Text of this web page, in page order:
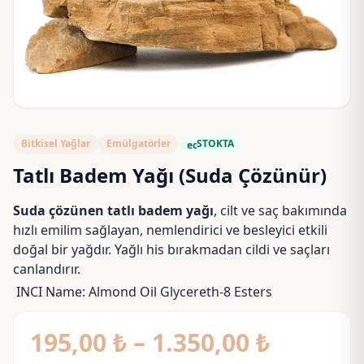
Bitkisel Yağlar Emülgatörler ecoSTOKTA
Tatlı Badem Yağı (Suda Çözünür)
Suda çözünen tatlı badem yağı, cilt ve saç bakımında
hızlı emilim sağlayan, nemlendirici ve besleyici etkili
doğal bir yağdır. Yağlı his bırakmadan cildi ve saçları
canlandırır.
INCI Name: Almond Oil Glycereth-8 Esters
195,00 ₺ – 1.350,00 ₺Fiyat